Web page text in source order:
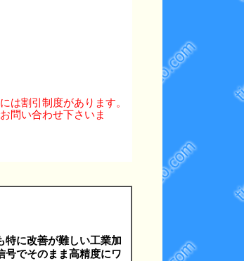
は割引制度があります。
問い合わせ下さいま
特に改善が難しい工業加
号でそのまま高精度にワ